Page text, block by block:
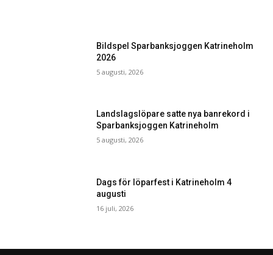
Bildspel Sparbanksjoggen Katrineholm
2026
5 augusti, 2026
Landslagslöpare satte nya banrekord i
Sparbanksjoggen Katrineholm
5 augusti, 2026
Dags för löparfest i Katrineholm 4
augusti
16 juli, 2026